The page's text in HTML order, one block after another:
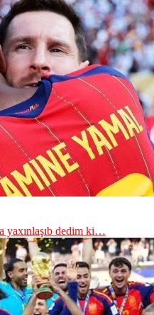
yaxınlaşıb dedim ki…